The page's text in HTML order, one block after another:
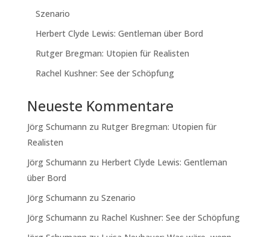
Szenario
Herbert Clyde Lewis: Gentleman über Bord
Rutger Bregman: Utopien für Realisten
Rachel Kushner: See der Schöpfung
Neueste Kommentare
Jörg Schumann zu Rutger Bregman: Utopien für
Realisten
Jörg Schumann zu Herbert Clyde Lewis: Gentleman
über Bord
Jörg Schumann zu Szenario
Jörg Schumann zu Rachel Kushner: See der Schöpfung